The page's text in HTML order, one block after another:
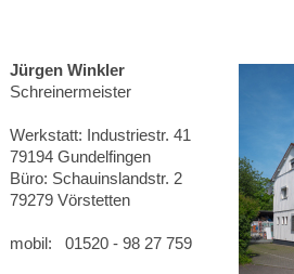
Jürgen Winkler
Schreinermeister
Werkstatt: Industriestr. 41
79194 Gundelfingen
Büro: Schauinslandstr. 2
79279 Vörstetten
mobil: 01520 - 98 27 759